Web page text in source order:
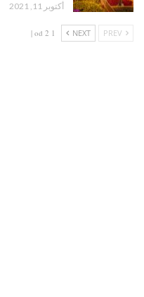
أكتوبر 11, 2021
NEXT
1 od 2 |